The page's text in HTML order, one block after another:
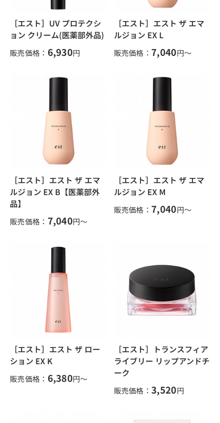
［エスト］UV プロテクシ
ョン クリーム(医薬部外品)
販売価格： 6,930円
［エスト］エスト ザ エマ
ルジョン EX L
販売価格： 7,040円～
［エスト］エスト ザ エマ
ルジョン EX B【医薬部外
品】
販売価格： 7,040円～
［エスト］エスト ザ エマ
ルジョン EX M
販売価格： 7,040円～
［エスト］エスト ザ ロー
ション EX K
販売価格： 6,380円～
［エスト］トランスフィア
ライブリー リップアンドチ
ーク
販売価格： 3,520円